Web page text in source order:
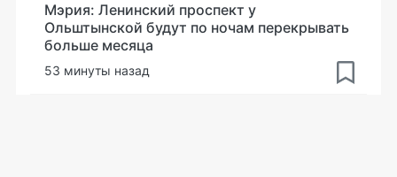
Мэрия: Ленинский проспект у
Ольштынской будут по ночам перекрывать
больше месяца
53 минуты назад